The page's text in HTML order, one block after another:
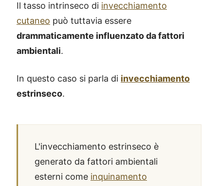
Il tasso intrinseco di invecchiamento
cutaneo può tuttavia essere
drammaticamente influenzato da fattori
ambientali.
In questo caso si parla di invecchiamento
estrinseco.
L'invecchiamento estrinseco è
generato da fattori ambientali
esterni come inquinamento